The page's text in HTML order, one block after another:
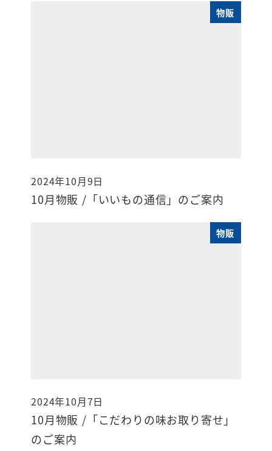
物販
10月物販 /「いいもの通信」のご案内
投稿日
2024年10月9日
物販
10月物販 /「こだわりの味お取り寄せ」
のご案内
投稿日
2024年10月7日